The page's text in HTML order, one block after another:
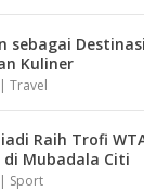
sebagai
Kuliner
|Travel
Raih Trofi
di Mubadala Citi
| Sport